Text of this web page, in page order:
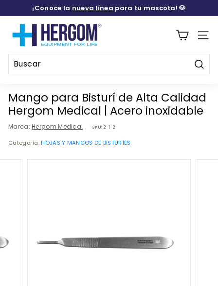
directamente
diapositivas
¡Conoce la nueva línea para tu mascota! 🐶
E
R
G
M
M
E
I
C
Mango para Bisturí de Alta Calidad
Hergom Medical | Acero inoxidable
Marca: Hergom Medical SKU: 2-1-2
Categoría:HOJAS Y MANGOS DE BISTURÍES